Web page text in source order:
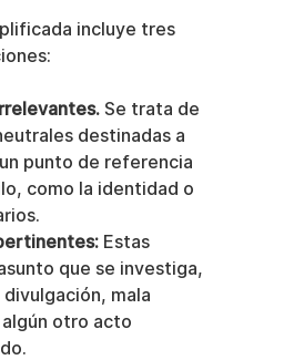
incluye tres
Se trata de
destinadas a
punto de referencia
como la identidad o
Estas
que se investiga,
mala
otro acto